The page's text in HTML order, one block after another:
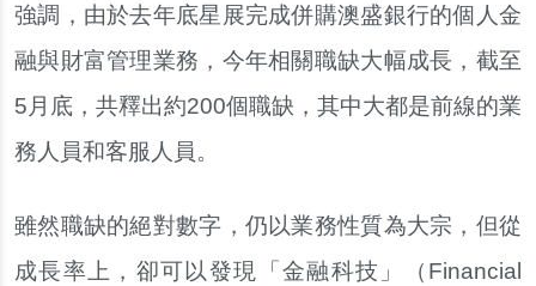
強調，由於去年底星展完成併購澳盛銀行的個人金
融與財富管理業務，今年相關職缺大幅成長，截至
5月底，共釋出約200個職缺，其中大都是前線的業
務人員和客服人員。
雖然職缺的絕對數字，仍以業務性質為大宗，但從
成長率上，卻可以發現「金融科技」（Financial